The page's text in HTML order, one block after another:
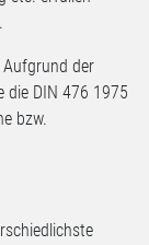
der
die DIN 476 1975
bzw.